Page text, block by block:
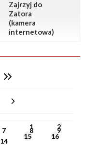
Zajrzyj do
Zatora
(kamera
internetowa)
następny rok
następny miesiąc
1 2
7 8
9
14
15 16